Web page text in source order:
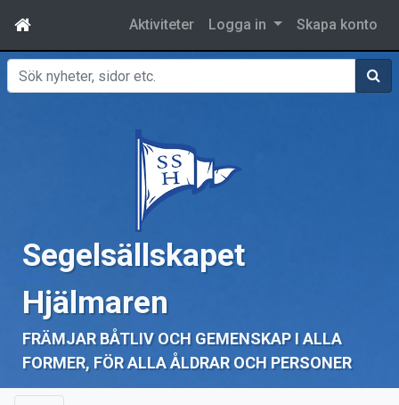
Aktiviteter Logga in Skapa konto
Sök
Segelsällskapet
Hjälmaren
FRÄMJAR BÅTLIV OCH GEMENSKAP I ALLA
FORMER, FÖR ALLA ÅLDRAR OCH PERSONER